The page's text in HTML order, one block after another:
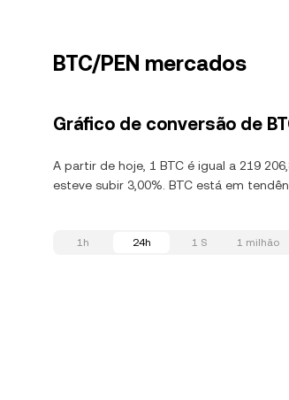
BTC/PEN mercados
Gráfico de conversão de
A partir de hoje, 1 BTC é igual a 219
esteve subir 3,00%. BTC está em
1h 24h 1 S 1 milhão